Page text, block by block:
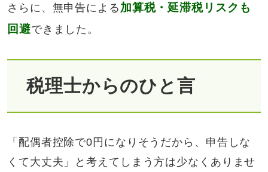
さらに、無申告による 加算税・延滞税リスクも
回避できました。
税理士からのひと言
「配偶者控除で0円になりそうだから、申告しな
くて大丈夫」と考えてしまう方は少なくありませ